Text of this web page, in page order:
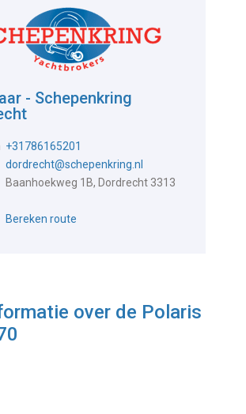
- Schepenkring
+31786165201
dordrecht@schepenkring.nl
Baanhoekweg 1B, Dordrecht 3313
Bereken route
over de Polaris